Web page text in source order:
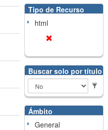
Tipo de Recurso
html
Buscar solo por título
Ámbito
General